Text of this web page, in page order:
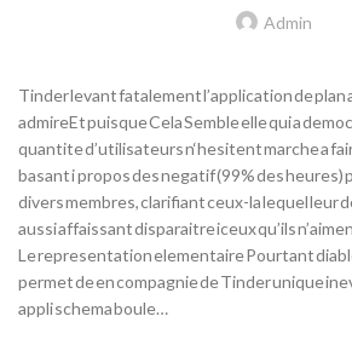
Admin
Tinder levant fatalement l’application de
admireEt puisque Cela Semble elle qui a
quantite d’utilisateurs n‘hesitent marche a
basant i propos des negatif (99% des heures)
divers membres, clarifiant ceux-la lequel leur
aussi affaissant disparaitre iceux qu’ils
Le representation elementaire Pourtant
permet de en compagnie de Tinder unique
appli schema boule…